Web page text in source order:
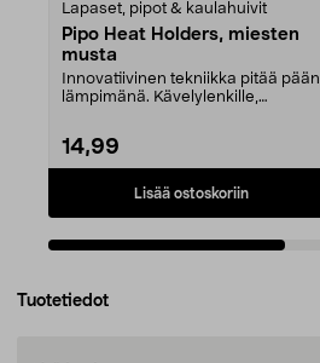
Lapaset, pipot & kaulahuivit
Pipo Heat Holders, miesten
musta
Innovatiivinen tekniikka pitää pään
lämpimänä. Kävelylenkille,
14,99
Lisää ostoskoriin
Tuotetiedot